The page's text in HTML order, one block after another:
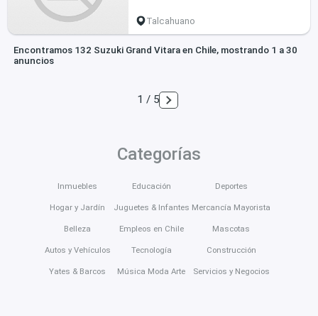
Talcahuano
Encontramos 132 Suzuki Grand Vitara en Chile, mostrando 1 a 30
anuncios
1 / 5
Categorías
Inmuebles
Hogar y Jardín
Belleza
Autos y Vehículos
Yates & Barcos
Educación
Juguetes & Infantes
Empleos en Chile
Tecnología
Música Moda Arte
Deportes
Mercancía Mayorista
Mascotas
Construcción
Servicios y Negocios